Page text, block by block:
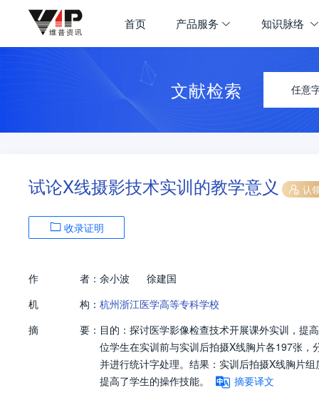
首页 产品服务 知识脉络
文献检索 任意
试论X线摄影技术实训的教学意义 认
收录证明
作 者： 余小波
徐建国
机
构： 杭州浙江医学高等专科学校
摘
要： 目的：探讨医学影像检查技术开展课外实训，
位学生在实训前与实训后拍摄X线胸片各197张
并进行统计字处理。结果：实训后拍摄X线胸片
提高了学生的操作技能。
摘要译文